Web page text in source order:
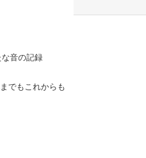
音の記録
でもこれからも